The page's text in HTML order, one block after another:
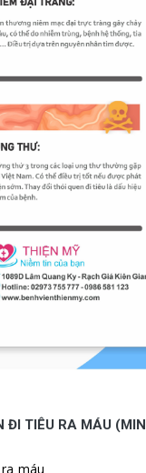
ĐI TIÊU RA MÁU
máu